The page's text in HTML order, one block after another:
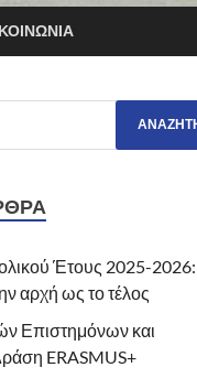
Έτους 2025-2026:
αρχή ως το τέλος
Επιστημόνων και
ERASMUS+